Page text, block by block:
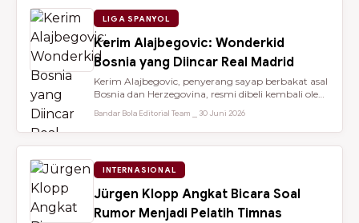
LIGA SPANYOL
Kerim Alajbegovic: Wonderkid
Bosnia yang Diincar Real Madrid
Kerim Alajbegovic, penyerang sayap berbakat asal
Bosnia dan Herzegovina, resmi dibeli kembali oleh
Bandar Bola Editorial Team ⎯ 30 Juni 2026
INTERNASIONAL
Jürgen Klopp Angkat Bicara Soal
Rumor Menjadi Pelatih Timnas